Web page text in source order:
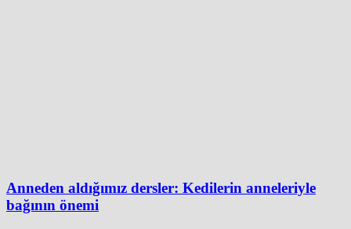
Anneden aldığımız dersler: Kedilerin anneleriyle
bağının önemi